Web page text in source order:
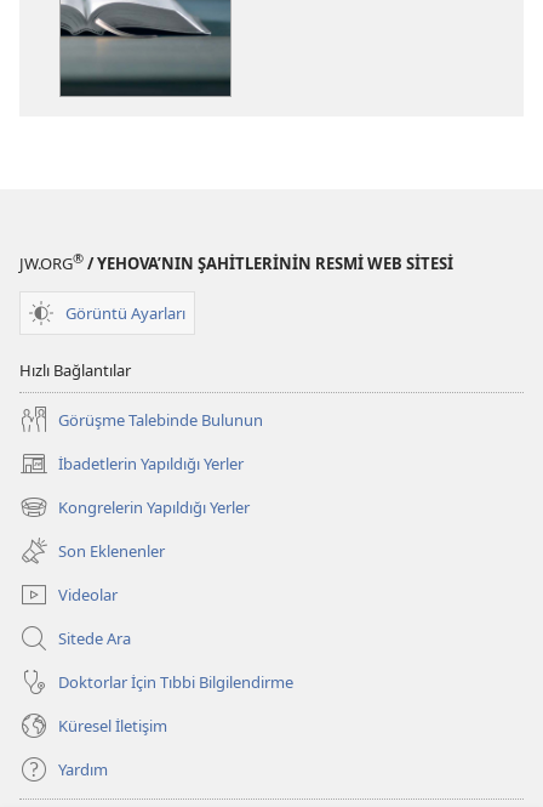
JW.ORG® / YEHOVA’NIN ŞAHİTLERİNİN RESMİ WEB SİTESİ
Görüntü Ayarları
Hızlı Bağlantılar
Görüşme Talebinde Bulunun
İbadetlerin Yapıldığı Yerler
(yeni
pencere
açar)
Kongrelerin Yapıldığı Yerler
(yeni
pencere
açar)
Son Eklenenler
Videolar
Sitede Ara
Doktorlar İçin Tıbbi Bilgilendirme
Küresel İletişim
Yardım